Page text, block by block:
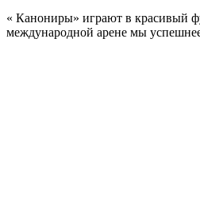
« Канониры» играют в красивый
международной арене мы